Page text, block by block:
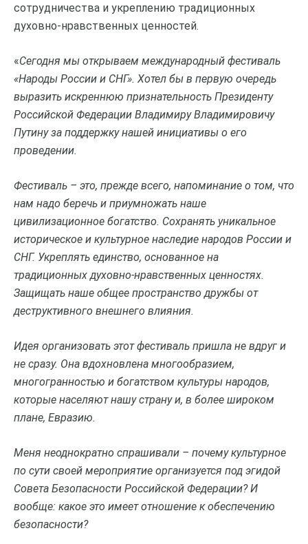
сотрудничества и укреплению традиционных
духовно-нравственных ценностей.
«Сегодня мы открываем международный фестиваль
«Народы России и СНГ». Хотел бы в первую очередь
выразить искреннюю признательность Президенту
Российской Федерации Владимиру Владимировичу
Путину за поддержку нашей инициативы о его
проведении.
Фестиваль – это, прежде всего, напоминание о том, что
нам надо беречь и приумножать наше
цивилизационное богатство. Сохранять уникальное
историческое и культурное наследие народов России и
СНГ. Укреплять единство, основанное на
традиционных духовно-нравственных ценностях.
Защищать наше общее пространство дружбы от
деструктивного внешнего влияния.
Идея организовать этот фестиваль пришла не вдруг и
не сразу. Она вдохновлена многообразием,
многогранностью и богатством культуры народов,
которые населяют нашу страну и, в более широком
плане, Евразию.
Меня неоднократно спрашивали – почему культурное
по сути своей мероприятие организуется под эгидой
Совета Безопасности Российской Федерации? И
вообще: какое это имеет отношение к обеспечению
безопасности?